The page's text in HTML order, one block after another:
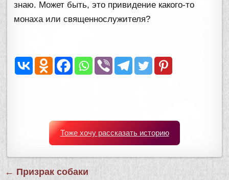
знаю. Может быть, это привидение какого-то
монаха или священнослужителя?
Тоже хочу рассказать историю
Навигация
← Призрак собаки